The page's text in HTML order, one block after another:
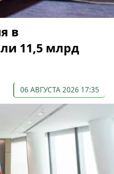
в
11,5 млрд
06 АВГУСТА 2026 17:35